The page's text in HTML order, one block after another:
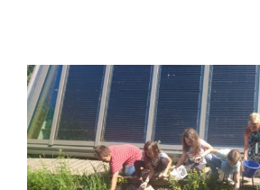
Zeige
grösseres
Bild